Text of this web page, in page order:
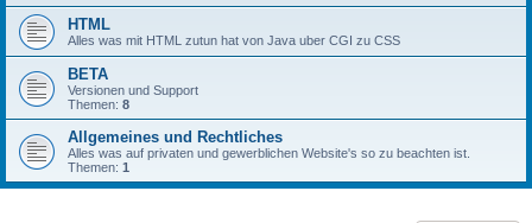
HTML
Alles was mit HTML zutun hat von Java uber CGI zu CSS
BETA
Versionen und Support
Themen: 8
Allgemeines und Rechtliches
Alles was auf privaten und gewerblichen Website's so zu beachten ist.
Themen: 1